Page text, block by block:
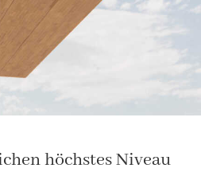
höchstes Niveau